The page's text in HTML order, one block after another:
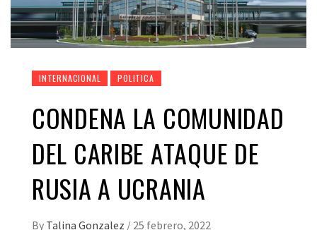
INTERNACIONAL POLITICA
CONDENA LA COMUNIDAD
DEL CARIBE ATAQUE DE
RUSIA A UCRANIA
By Talina Gonzalez / 25 febrero, 2022